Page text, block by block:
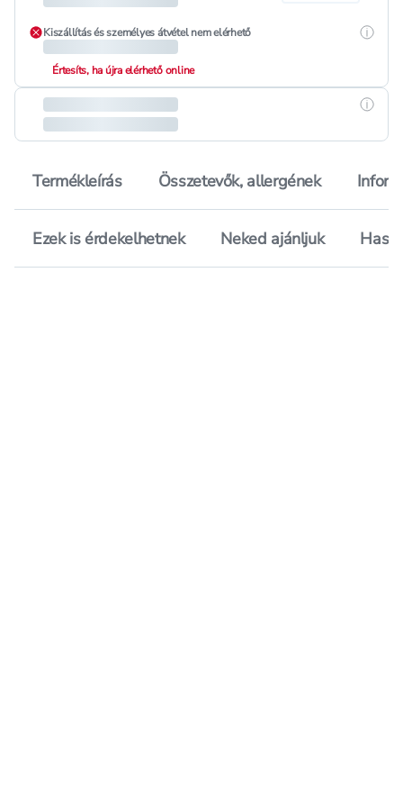
Kiszállítás és személyes átvétel nem elérhető
Értesíts, ha újra elérhető online
Termékleírás Összetevők, allergének
Ezek is érdekelhetnek Neked ajánljuk